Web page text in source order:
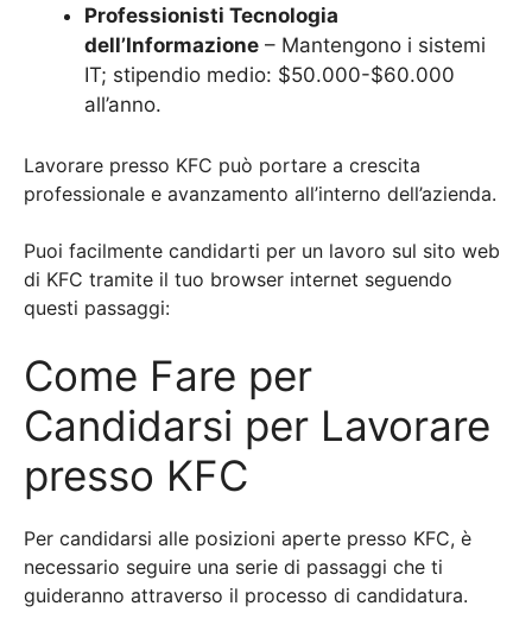
Professionisti Tecnologia
dell’Informazione – Mantengono i sistemi
IT; stipendio medio: $50.000-$60.000
all’anno.
Lavorare presso KFC può portare a crescita
professionale e avanzamento all’interno dell’azienda.
Puoi facilmente candidarti per un lavoro sul sito web
di KFC tramite il tuo browser internet seguendo
questi passaggi:
Come Fare per
Candidarsi per Lavorare
presso KFC
Per candidarsi alle posizioni aperte presso KFC, è
necessario seguire una serie di passaggi che ti
guideranno attraverso il processo di candidatura.